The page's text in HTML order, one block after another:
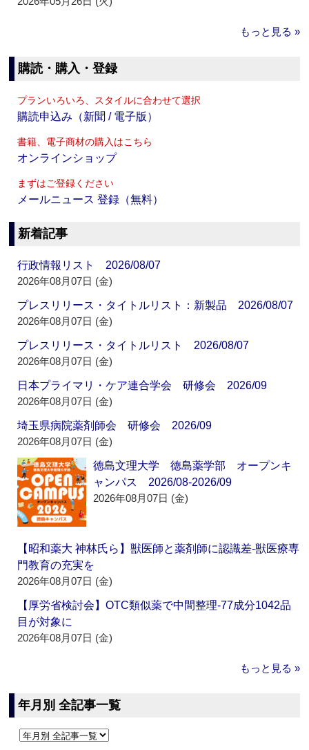
もっと見る »
購読・購入・登録
プランいろいろ、スタイルに合わせて選択
購読申込み（新聞 / 電子版）
書籍、電子商材の購入はこちら
オンラインショップ
まずはご登録ください
メールニュース 登録（無料）
新着記事
行政情報リスト 2026/08/07
2026年08月07日 (金)
プレスリリース・タイトルリスト：新製品 2026/08/07
2026年08月07日 (金)
プレスリリース・タイトルリスト 2026/08/07
2026年08月07日 (金)
日本プライマリ・ケア連合学会 研修会 2026/09
2026年08月07日 (金)
埼玉県病院薬剤師会 研修会 2026/09
2026年08月07日 (金)
徳島文理大学 徳島薬学部 オープンキ
ャンパス 2026/08-2026/09
2026年08月07日 (金)
【昭和薬大 神林氏ら】獣医師と薬剤師に認識差‐獣医療専
門教育の充実を
2026年08月07日 (金)
【厚労省検討会】OTC類似薬で中間整理‐77成分1042品
目が対象に
2026年08月07日 (金)
もっと見る »
年月別 全記事一覧